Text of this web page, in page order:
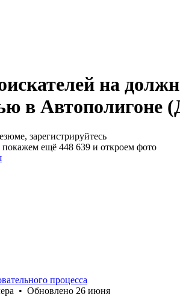
на
в Автополигоне
зарегистрируйтесь
покажем ещё 448 639 и откроем фото
процесса
• Обновлено 26 июня